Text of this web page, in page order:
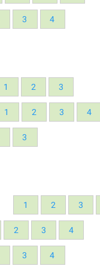
3 4
1 2 3
1 2 3 4
3
1 2 3
2 3 4
3 4